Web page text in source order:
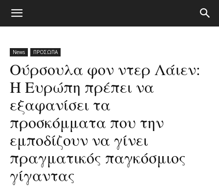
News ΠΡΟΣΩΠΑ
Ούρσουλα φον ντερ Λάιεν:
Η Ευρώπη πρέπει να
εξαφανίσει τα
προσκόμματα που την
εμποδίζουν να γίνει
πραγματικός παγκόσμιος
γίγαντας